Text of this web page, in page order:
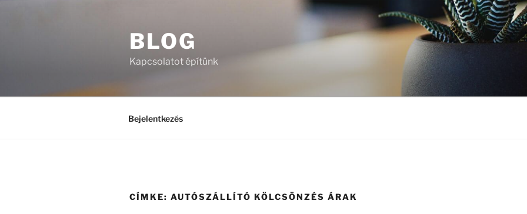
BLOG
Kapcsolatot építünk
Bejelentkezés
CÍMKE: AUTÓSZÁLLÍTÓ KÖLCSÖNZÉS ÁRAK